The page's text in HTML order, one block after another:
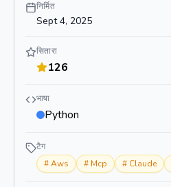
निर्मित
Sept 4, 2025
सितारा
126
भाषा
Python
टैग
#Aws # Mcp # Claude